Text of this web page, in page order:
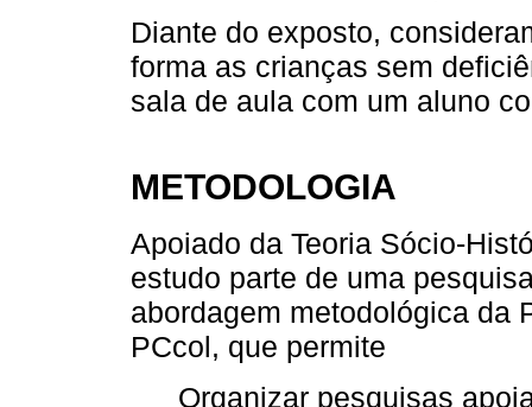
Diante do exposto,
forma as crianças sem
sala de aula com um aluno
METODOLOGIA
Apoiado da Teoria Sócio-
estudo parte de uma
abordagem metodológica da
PCcol, que permite
Organizar pesquisas